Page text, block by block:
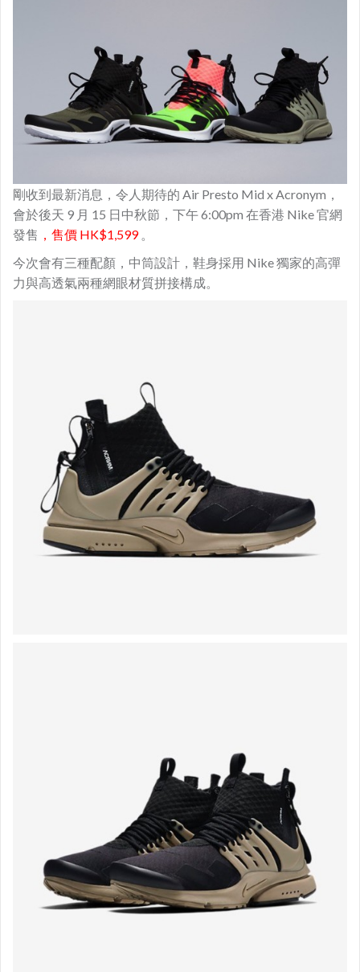
剛收到最新消息，令人期待的 Air Presto Mid x Acronym，
會於後天 9 月 15 日中秋節，下午 6:00pm 在香港 Nike 官網
發售
，售價 HK$1,599。
今次會有三種配顏，中筒設計，鞋身採用 Nike 獨家的高彈
力與高透氣兩種網眼材質拼接構成。